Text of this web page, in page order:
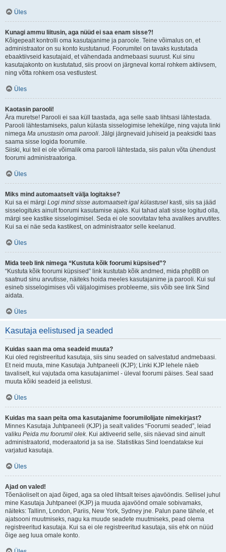
Üles
Kunagi ammu liitusin, aga nüüd ei saa enam sisse?!
Kõigepealt kontrolli oma kasutajanime ja paroole. Teine võimalus on, et
administraator on su konto kustutanud. Foorumitel on tavaks kustutada
ebaaktiivseid kasutajaid, et vähendada andmebaasi suurust. Kui sinu
kasutajakonto on kustutatud, siis proovi on järgneval korral rohkem aktiivsem,
ning võtta rohkem osa vestlustest.
Üles
Kaotasin parooli!
Ära muretse! Parooli ei saa küll taastada, aga selle saab lihtsasi lähtestada.
Parooli lähtestamiseks, palun külasta sisselogimise lehekülge, ning vajuta linki
nimega Ma unustasin oma parooli. Jälgi järgnevaid juhiseid ja peaksidki taas
saama sisse logida foorumile.
Siiski, kui teil ei ole võimalik oma parooli lähtestada, siis palun võta ühendust
foorumi administraatoriga.
Üles
Miks mind automaatselt välja logitakse?
Kui sa ei märgi Logi mind sisse automaatselt igal külastusel kasti, siis sa jääd
sisselogituks ainult foorumi kasutamise ajaks. Kui tahad alati sisse logitud olla,
märgi see kastike sisselogimisel. Seda ei ole soovitatav teha avalikes arvutites.
Kui sa ei näe seda kastikest, on administraator selle keelanud.
Üles
Mida teeb link nimega “Kustuta kõik foorumi küpsised”?
“Kustuta kõik foorumi küpsised” link kustutab kõik andmed, mida phpBB on
saatnud sinu arvutisse, näiteks hoida meeles kasutajanime ja parooli. Kui sul
esineb sisselogimises või väljalogimises probleeme, siis võib see link Sind
aidata.
Üles
Kasutaja eelistused ja seaded
Kuidas saan ma oma seadeid muuta?
Kui oled registreeritud kasutaja, siis sinu seaded on salvestatud andmebaasi.
Et neid muuta, mine Kasutaja Juhtpaneeli (KJP); Linki KJP lehele näeb
tavaliselt, kui vajutada oma kasutajanimel - üleval foorumi päises. Seal saad
muuta kõiki seadeid ja eelistusi.
Üles
Kuidas ma saan peita oma kasutajanime foorumilolijate nimekirjast?
Minnes Kasutaja Juhtpaneeli (KJP) ja sealt valides “Foorumi seaded”, leiad
valiku Peida mu foorumil olek. Kui aktiveerid selle, siis näevad sind ainult
administraatorid, moderaatorid ja sa ise. Statistikas Sind loendatakse kui
varjatud kasutaja.
Üles
Ajad on valed!
Tõenäoliselt on ajad õiged, aga sa oled lihtsalt teises ajavööndis. Sellisel juhul
mine Kasutaja Juhtpaneel (KJP) ja muuda ajavöönd omale sobivamaks,
näiteks: Tallinn, London, Pariis, New York, Sydney jne. Palun pane tähele, et
ajatsooni muutmiseks, nagu ka muude seadete muutmiseks, pead olema
registreeritud kasutaja. Kui sa ei ole registreeritud kasutaja, siis ehk on nüüd
õige aeg luua omale konto.